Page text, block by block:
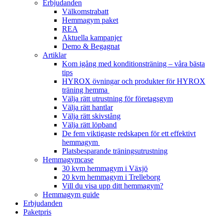
Erbjudanden
Välkomstrabatt
Hemmagym paket
REA
Aktuella kampanjer
Demo & Begagnat
Artiklar
Kom igång med konditionsträning – våra bästa
tips
HYROX övningar och produkter för HYROX
träning hemma
Välja rätt utrustning för företagsgym
Välja rätt hantlar
Välja rätt skivstång
Välja rätt löpband
De fem viktigaste redskapen för ett effektivt
hemmagym
Platsbesparande träningsutrustning
Hemmagymcase
30 kvm hemmagym i Växjö
20 kvm hemmagym i Trelleborg
Vill du visa upp ditt hemmagym?
Hemmagym guide
Erbjudanden
Paketpris